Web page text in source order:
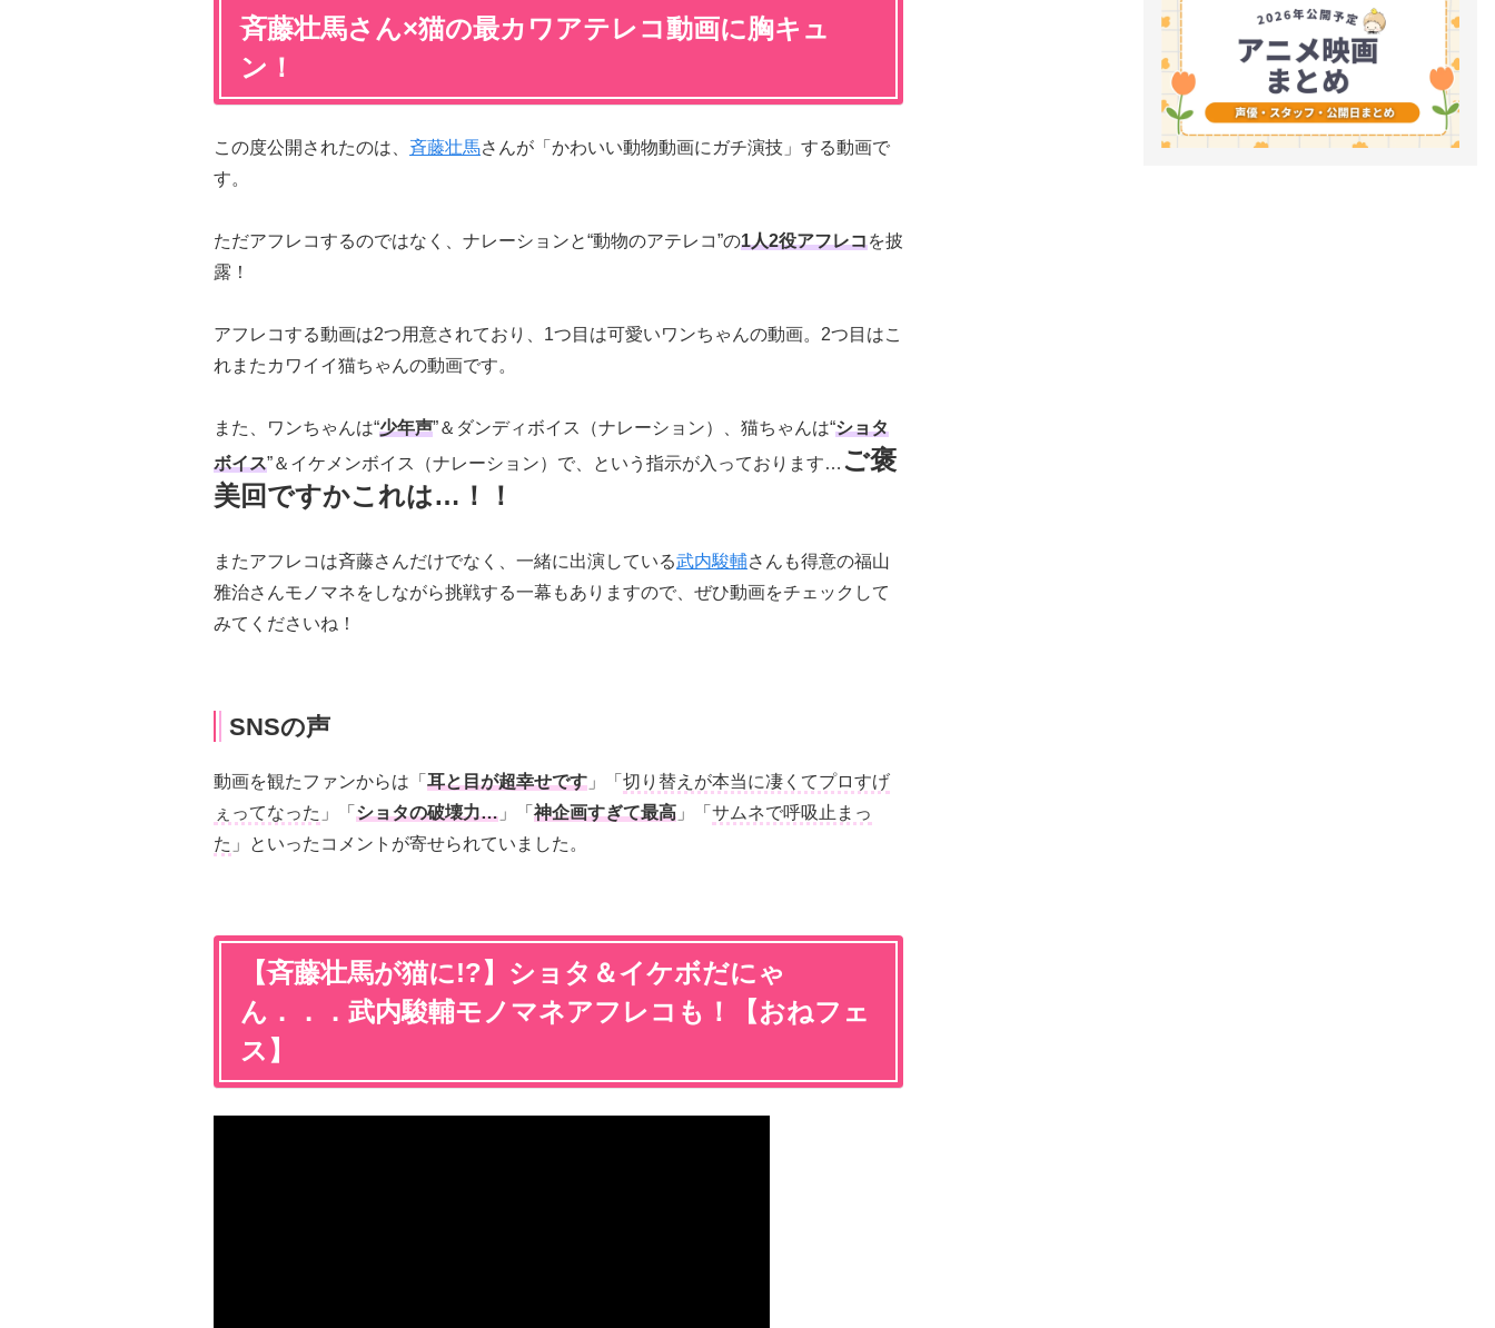
斉藤壮馬さん×猫の最カワアテレコ動画に胸キュ
ン！
この度公開されたのは、 斉藤壮馬さんが「かわいい動物動画にガチ演技」する動画で
す。
ただアフレコするのではなく、ナレーションと“動物のアテレコ”の1人2役アフレコを披
露！
アフレコする動画は2つ用意されており、1つ目は可愛いワンちゃんの動画。2つ目はこ
れまたカワイイ猫ちゃんの動画です。
また、ワンちゃんは“少年声”＆ダンディボイス（ナレーション）、猫ちゃんは“ショタ
ボイス”＆イケメンボイス（ナレーション）で、という指示が入っております… ご褒
美回ですかこれは…！！
またアフレコは斉藤さんだけでなく、一緒に出演している武内駿輔さんも得意の福山
雅治さんモノマネをしながら挑戦する一幕もありますので、ぜひ動画をチェックして
みてくださいね！
SNSの声
動画を観たファンからは「 耳と目が超幸せです 」「 切り替えが本当に凄くてプロすげ
ぇってなった 」「 ショタの破壊力… 」「 神企画すぎて最高 」「 サムネで呼吸止まっ
た 」といったコメントが寄せられていました。
【斉藤壮馬が猫に!?】ショタ＆イケボだにゃ
ん．．．武内駿輔モノマネアフレコも！【おねフェ
ス】